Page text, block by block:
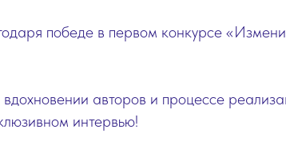
победе в первом конкурсе
авторов и процессе
интервью!